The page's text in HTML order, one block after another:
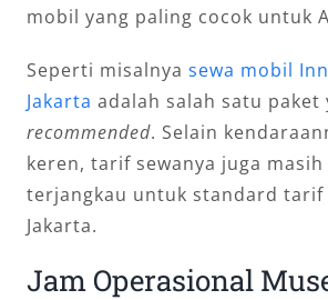
mobil yang paling cocok untuk
Seperti misalnya sewa mobil
Jakarta adalah salah satu paket
recommended. Selain
keren, tarif sewanya juga
terjangkau untuk standard tarif
Jakarta.
Jam Operasional